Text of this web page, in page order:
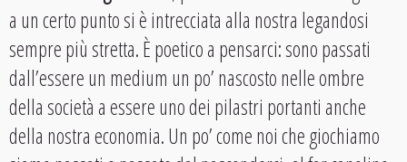
a un certo punto si è intrecciata alla nostra legandosi
sempre più stretta. È poetico a pensarci: sono passati
dall’essere un medium un po’ nascosto nelle ombre
della società a essere uno dei pilastri portanti anche
della nostra economia. Un po’ come noi che giochiamo